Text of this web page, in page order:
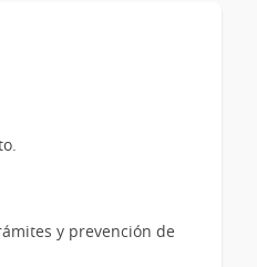
y prevención de